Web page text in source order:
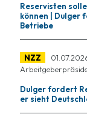
Reservisten
können |
Betriebe
NZZ
Dulger fordert
er sieht